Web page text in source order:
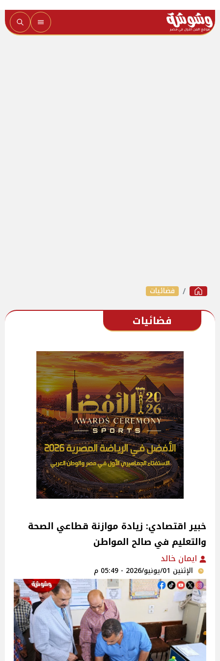
فضائيات
فضائيات
خبير اقتصادي: زيادة موازنة قطاعي الصحة
والتعليم في صالح المواطن
ايمان خالد
الإثنين 01/يونيو/2026 - 05:49 م